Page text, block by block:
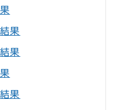
果
果
果